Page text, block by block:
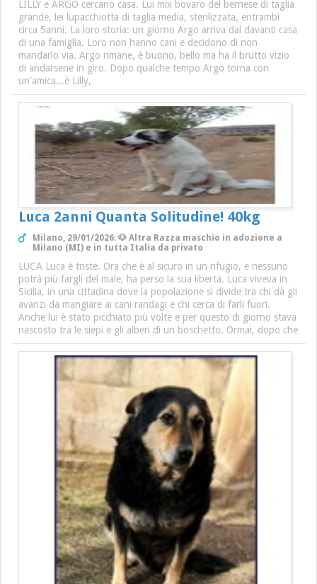
LILLY e ARGO cercano casa. Lui mix bovaro del bernese di taglia
grande, lei lupacchiotta di taglia media, sterilizzata, entrambi
circa 5anni. La loro storia: un giorno Argo arriva dal davanti casa
di una famiglia. Loro non hanno cani e decidono di non
mandarlo via. Argo rimane, è buono, bello ma ha il brutto vizio
di andarsene in giro. Dopo qualche tempo Argo torna con
un'amica...è Lilly,
Luca 2anni Quanta Solitudine! 40kg
Milano, 29/01/2026: 🐶 Altra Razza maschio in adozione a
Milano (MI) e in tutta Italia da privato
LUCA Luca è triste. Ora che è al sicuro in un rifugio, e nessuno
potrà più fargli del male, ha perso la sua libertà. Luca viveva in
Sicilia, in una cittadina dove la popolazione si divide tra chi dà gli
avanzi da mangiare ai cani randagi e chi cerca di farli fuori.
Anche lui è stato picchiato più volte e per questo di giorno stava
nascosto tra le siepi e gli alberi di un boschetto. Ormai, dopo che